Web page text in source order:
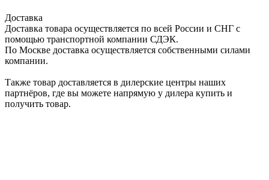
Доставка
Доставка товара осуществляется по всей России и СНГ с
помощью транспортной компании СДЭК.
По Москве доставка осуществляется собственными силами
компании.
Также товар доставляется в дилерские центры наших
партнёров, где вы можете напрямую у дилера купить и
получить товар.